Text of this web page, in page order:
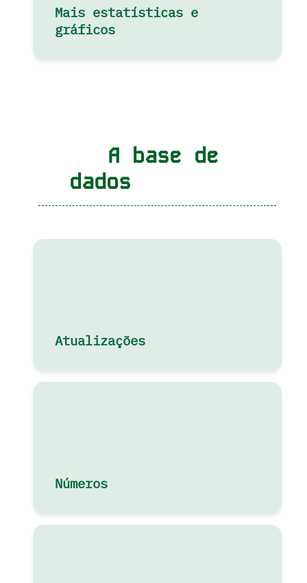
Mais estatísticas e
gráficos
A base de
dados
Atualizações
Números